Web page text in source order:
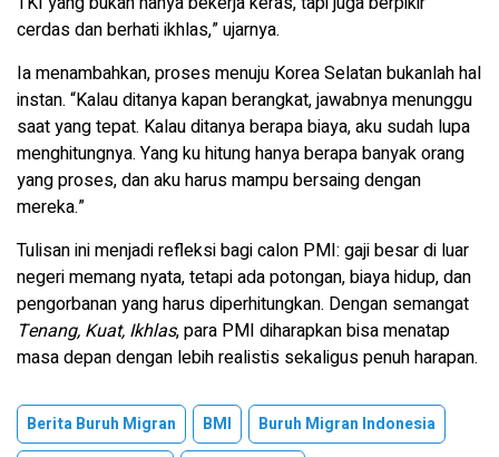
cerdas dan berhati ikhlas,” ujarnya.
Ia menambahkan, proses menuju Korea Selatan bukanlah hal
instan. “Kalau ditanya kapan berangkat, jawabnya menunggu
saat yang tepat. Kalau ditanya berapa biaya, aku sudah lupa
menghitungnya. Yang ku hitung hanya berapa banyak orang
yang proses, dan aku harus mampu bersaing dengan
mereka.”
Tulisan ini menjadi refleksi bagi calon PMI: gaji besar di luar
negeri memang nyata, tetapi ada potongan, biaya hidup, dan
pengorbanan yang harus diperhitungkan. Dengan semangat
Tenang, Kuat, Ikhlas, para PMI diharapkan bisa menatap
masa depan dengan lebih realistis sekaligus penuh harapan.
Berita Buruh Migran BMI
Buruh Migran Indonesia